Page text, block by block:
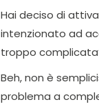
Hai deciso di
intenzionato ad
troppo
Beh, non è
problema a